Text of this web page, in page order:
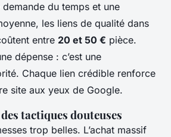
demande du temps et une
les liens de qualité dans
entre 20 et 50 € pièce.
dépense : c’est une
Chaque lien crédible renforce
site aux yeux de Google.
tactiques douteuses
trop belles. L’achat massif